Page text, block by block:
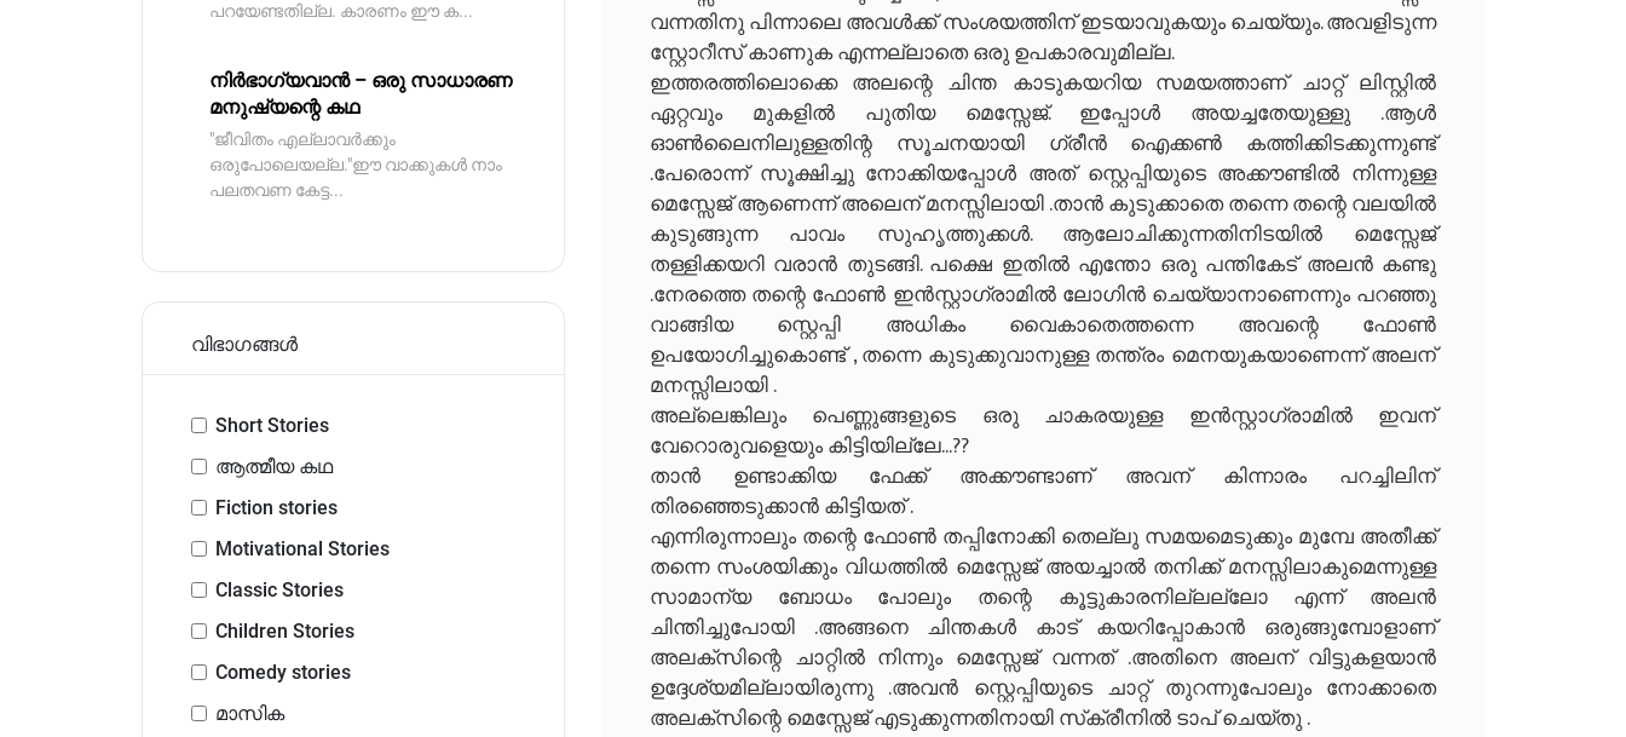
പറയേണ്ടതില്ല. കാരണം ഈ ക...
നിർഭാഗ്യവാൻ – ഒരു സാധാരണ
മനുഷ്യന്റെ കഥ
"ജീവിതം എല്ലാവർക്കും
ഒരുപോലെയല്ല."ഈ വാക്കുകൾ നാം
പലതവണ കേട്ട...
വിഭാഗങ്ങൾ
Short Stories
ആത്മീയ കഥ
Fiction stories
Motivational Stories
Classic Stories
Children Stories
Comedy stories
മാസിക
വന്നതിനു പിന്നാലെ അവൾക്ക് സംശയത്തിന് ഇടയാവുകയും ചെയ്യും. അവളിടുന്ന
സ്റ്റോറീസ് കാണുക എന്നല്ലാതെ ഒരു ഉപകാരവുമില്ല.
ഇത്തരത്തിലൊക്കെ അലന്റെ ചിന്ത കാടുകയറിയ സമയത്താണ് ചാറ്റ് ലിസ്റ്റിൽ
ഏറ്റവും മുകളിൽ പുതിയ മെസ്സേജ്. ഇപ്പോൾ അയച്ചതേയുള്ളു .ആൾ
ഓൺലൈനിലുള്ളതിന്റ സൂചനയായി ഗ്രീൻ ഐക്കൺ കത്തിക്കിടക്കുന്നുണ്ട്
.പേരൊന്ന് സൂക്ഷിച്ചു നോക്കിയപ്പോൾ അത് സ്റ്റെപ്പിയുടെ അക്കൗണ്ടിൽ നിന്നുള്ള
മെസ്സേജ് ആണെന്ന് അലെന് മനസ്സിലായി .താൻ കുടുക്കാതെ തന്നെ തന്റെ വലയിൽ
കുടുങ്ങുന്ന പാവം സുഹൃത്തുക്കൾ. ആലോചിക്കുന്നതിനിടയിൽ മെസ്സേജ്
തള്ളിക്കയറി വരാൻ തുടങ്ങി. പക്ഷെ ഇതിൽ എന്തോ ഒരു പന്തികേട് അലൻ കണ്ടു
.നേരത്തെ തന്റെ ഫോൺ ഇൻസ്റ്റാഗ്രാമിൽ ലോഗിൻ ചെയ്യാനാണെന്നും പറഞ്ഞു
വാങ്ങിയ സ്റ്റെപ്പി അധികം വൈകാതെത്തന്നെ അവന്റെ ഫോൺ
ഉപയോഗിച്ചുകൊണ്ട് , തന്നെ കുടുക്കുവാനുള്ള തന്ത്രം മെനയുകയാണെന്ന് അലന്
മനസ്സിലായി .
അല്ലെങ്കിലും പെണ്ണുങ്ങളുടെ ഒരു ചാകരയുള്ള ഇൻസ്റ്റാഗ്രാമിൽ ഇവന്
വേറൊരുവളെയും കിട്ടിയില്ലേ...??
താൻ ഉണ്ടാക്കിയ ഫേക്ക് അക്കൗണ്ടാണ് അവന് കിന്നാരം പറച്ചിലിന്
തിരഞ്ഞെടുക്കാൻ കിട്ടിയത് .
എന്നിരുന്നാലും തന്റെ ഫോൺ തപ്പിനോക്കി തെല്ലു സമയമെടുക്കും മുമ്പേ അതീക്ക്
തന്നെ സംശയിക്കും വിധത്തിൽ മെസ്സേജ് അയച്ചാൽ തനിക്ക് മനസ്സിലാകുമെന്നുള്ള
സാമാന്യ ബോധം പോലും തന്റെ കൂട്ടുകാരനില്ലല്ലോ എന്ന് അലൻ
ചിന്തിച്ചുപോയി .അങ്ങനെ ചിന്തകൾ കാട് കയറിപ്പോകാൻ ഒരുങ്ങുമ്പോളാണ്
അലക്സിന്റെ ചാറ്റിൽ നിന്നും മെസ്സേജ് വന്നത് .അതിനെ അലന് വിട്ടുകളയാൻ
ഉദ്ദേശ്യമില്ലായിരുന്നു .അവൻ സ്റ്റെപ്പിയുടെ ചാറ്റ് തുറന്നുപോലും നോക്കാതെ
അലക്സിന്റെ മെസ്സേജ് എടുക്കുന്നതിനായി സ്‌ക്രീനിൽ ടാപ് ചെയ്തു .